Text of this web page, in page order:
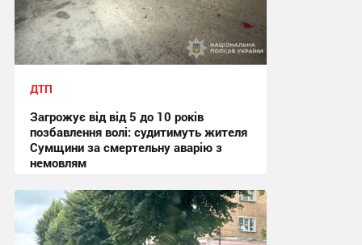
ДТП
Загрожує від від 5 до 10 років
позбавлення волі: судитимуть жителя
Сумщини за смертельну аварію з
немовлям
13:10, 31.07.2026